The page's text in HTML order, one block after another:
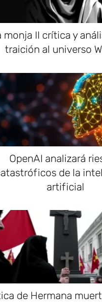
monja II crítica y
traición al universo
OpenAI analizará
de la
artificial
de Hermana